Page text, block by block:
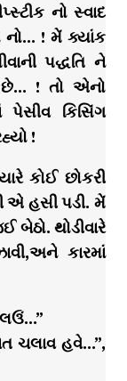
નો સ્વાદ
નો… ! મેં ક્યાંક
પદ્ધતિ ને
છે… ! તો એનો
કિસિંગ
!
કોઈ છોકરી
એ હસી પડી. મેં
થોડીવારે
કારમાં
લઉં…”
ચલાવ હવે…”,